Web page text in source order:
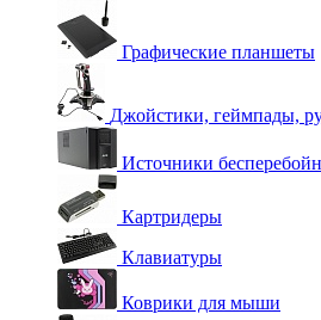
Графические планшеты
Джойстики, геймпады,
Источники
Картридеры
Клавиатуры
Коврики для мыши